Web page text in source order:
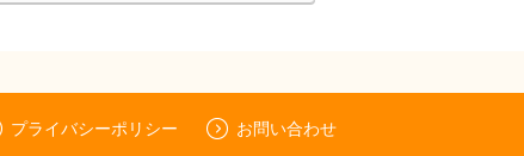
プライバシーポリシー お問い合わせ